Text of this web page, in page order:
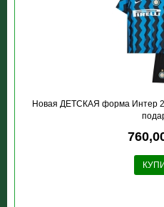
Новая ДЕТСКАЯ форма Интер